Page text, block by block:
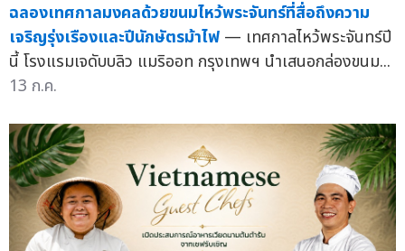
ฉลองเทศกาลมงคลด้วยขนมไหว้พระจันทร์ที่สื่อถึงความ
เจริญรุ่งเรืองและปีนักษัตรม้าไฟ — เทศกาลไหว้พระจันทร์ปี
นี้ โรงแรมเจดับบลิว แมริออท กรุงเทพฯ นำเสนอกล่องขนม...
13 ก.ค.